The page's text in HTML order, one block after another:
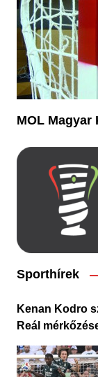
MOL Magyar
Sporthírek
Kenan Kodro
Reál